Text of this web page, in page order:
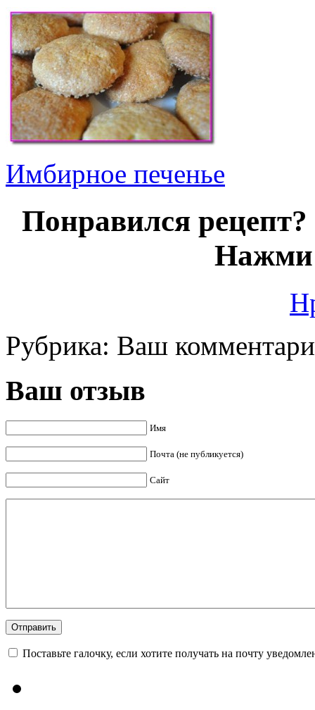
Имбирное печенье
Понравился
Нажми
Рубрика: Ваш
Ваш отзыв
Имя
Почта (не публикуется)
Сайт
Поставьте галочку, если хотите получать на почту